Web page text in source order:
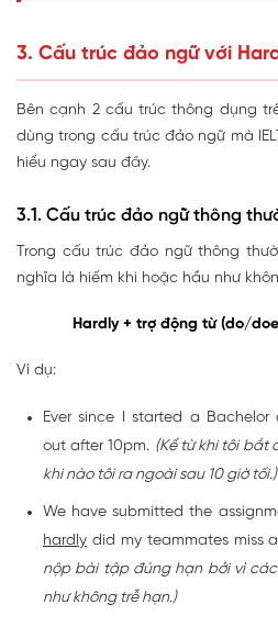
3. Cấu trúc đảo ngữ với
Bên cạnh 2 cấu trúc thông dụng
dùng trong cấu trúc đảo ngữ mà
hiểu ngay sau đây.
3.1. Cấu trúc đảo ngữ thông
Trong cấu trúc đảo ngữ thông
nghĩa là hiếm khi hoặc hầu như
Hardly + trợ động từ (do/
Ví dụ:
Ever since I started a Bachelor
out after 10pm. (Kể từ khi tôi bắt
khi nào tôi ra ngoài sau 10 giờ tối.)
We have submitted the
hardly did my teammates miss
nộp bài tập đúng hạn bởi vì
như không trễ hạn.)